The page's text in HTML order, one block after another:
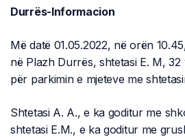
Durrës-Informacion
Më datë 01.05.2022, në orën
në Plazh Durrës, shtetasi E. M,
për parkimin e mjeteve me
Shtetasi A. A., e ka goditur me
shtetasi E.M., e ka goditur me